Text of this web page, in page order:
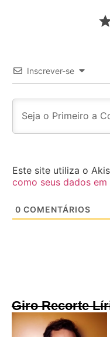
Inscrever-se
Este site utiliza o
como seus dados
0 COMENTÁRIOS
Giro Recorte